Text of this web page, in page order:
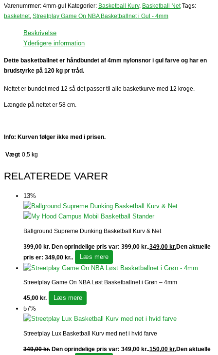
Varenumrmer: 4mm-gul Kategorier: Basketball Kurv, Basketball Net Tags:
basketnet, Streetplay Game On NBA Basketballnet i Gul - 4mm
Beskrivelse
Yderligere information
Dette basketballnet er håndbundet af 4mm nylonsnor i gul farve og har en
brudstyrke på 120 kg pr tråd.
Nettet er bundet med 12 så det passer til alle basketkurve med 12 kroge.
Længde på nettet er 58 cm.
Info: Kurven følger ikke med i prisen.
Vægt 0,5 kg
RELATEREDE VARER
13%
Ballground Supreme Dunking Basketball Kurv & Net
399,00kr. Den oprindelige pris var: 399,00 kr..349,00 kr.Den aktuelle
pris er: 349,00 kr..
Læs mere
Streetplay Game On NBA Løst Basketballnet i Grøn – 4mm
45,00 kr.
Læs mere
57%
Streetplay Lux Basketball Kurv med net i hvid farve
349,00kr. Den oprindelige pris var: 349,00 kr..150,00 kr.Den aktuelle